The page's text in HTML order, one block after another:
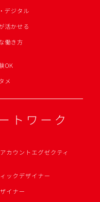
デジタル
活かせる
働き方
OK
メ
トワーク
カウントエグゼクティ
ックデザイナー
イナー